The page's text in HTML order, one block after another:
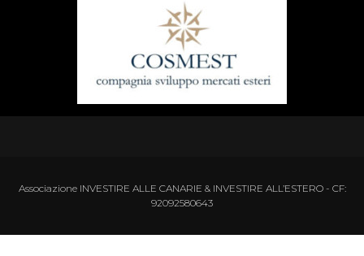
Associazione INVESTIRE ALLE CANARIE & INVESTIRE ALL’ESTERO - CF:
92092580643